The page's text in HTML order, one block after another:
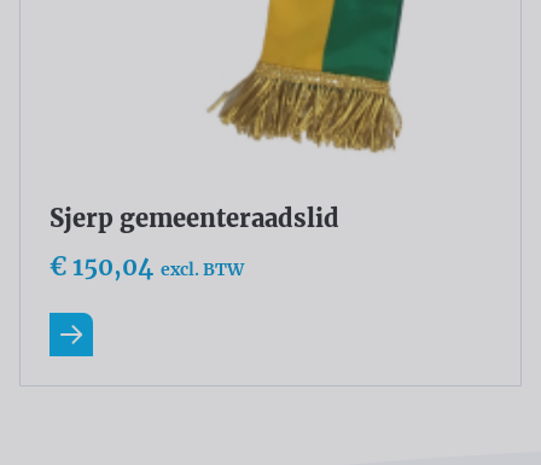
Sjerp gemeenteraadslid
€ 150,04 excl. BTW
Lees meer